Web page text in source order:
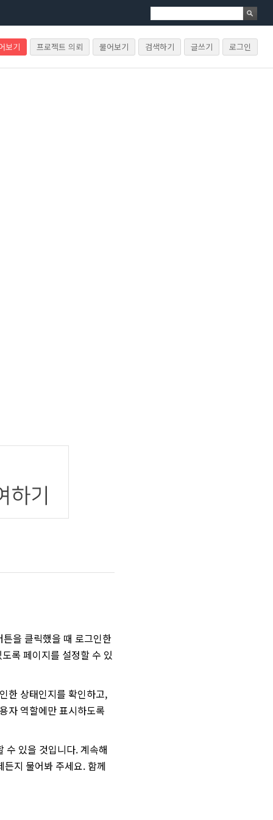
보기 프로젝트 의뢰 물어보기 검색하기 글쓰기 로그인
을 클릭했을 때 로그인한
록 페이지를 설정할 수 있
한 상태인지를 확인하고,
자 역할에만 표시하도록
수 있을 것입니다. 계속해
지 물어봐 주세요. 함께